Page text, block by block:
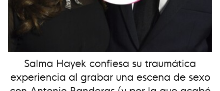
Salma Hayek confiesa su traumática
experiencia al grabar una escena de sexo